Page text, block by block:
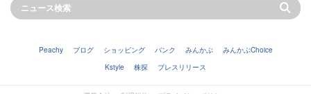
Peachy ブログ ショッピング バンク みんかぶ
みんかぶChoice
Kstyle
株探 プレスリリース